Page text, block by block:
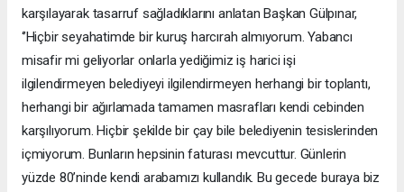
karşılayarak tasarruf sağladıklarını anlatan Başkan Gülpınar,
‘’Hiçbir seyahatimde bir kuruş harcırah almıyorum. Yabancı
misafir mi geliyorlar onlarla yediğimiz iş harici işi
ilgilendirmeyen belediyeyi ilgilendirmeyen herhangi bir toplantı,
herhangi bir ağırlamada tamamen masrafları kendi cebinden
karşılıyorum. Hiçbir şekilde bir çay bile belediyenin tesislerinden
içmiyorum. Bunların hepsinin faturası mevcuttur. Günlerin
yüzde 80’ninde kendi arabamızı kullandık. Bu gecede buraya biz